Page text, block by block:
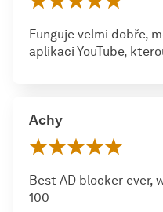
Funguje velmi dobře,
aplikaci YouTube,
Achy
Best AD blocker ever,
100